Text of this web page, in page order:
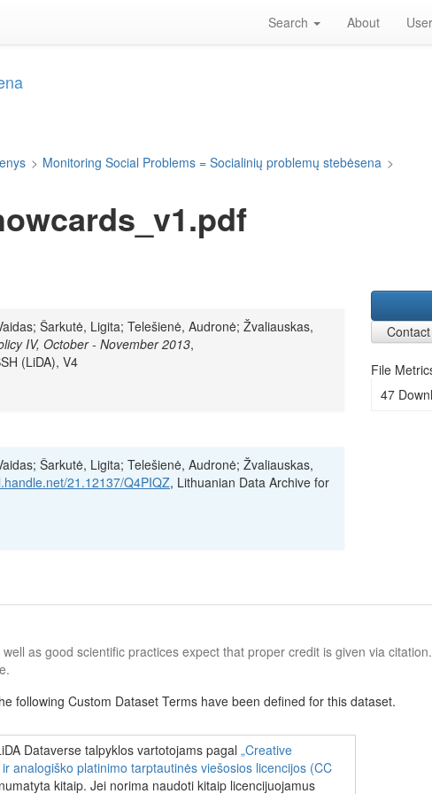
Search About
> Monitoring Social Problems = Socialinių problemų stebėsena >
Šarkutė, Ligita; Telešienė, Audronė; Žvaliauskas,
IV, October - November 2013,
(LiDA), V4
Šarkutė, Ligita; Telešienė, Audronė; Žvaliauskas,
21.12137/Q4PIQZ, Lithuanian Data Archive for
File
47
as good scientific practices expect that proper credit is given via
following Custom Dataset Terms have been defined for this dataset.
Dataverse talpyklos vartotojams pagal „Creative
analogiško platinimo tarptautinės viešosios licencijos (CC
kitaip. Jei norima naudoti kitaip licencijuojamus